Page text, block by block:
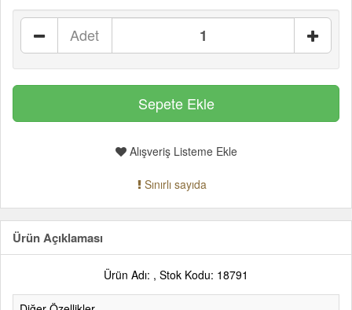
Adet
Alışveriş Listeme Ekle
Sınırlı sayıda
Ürün Açıklaması
Ürün Adı: , Stok Kodu: 18791